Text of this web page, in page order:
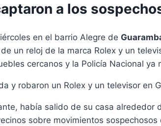
a los
en el barrio Alegre de
un reloj de la marca Rolex y un
cercanos y la Policía Nacional
y robaron un Rolex y un televisor en
había salido de su casa
sobre movimientos